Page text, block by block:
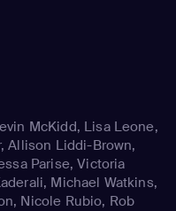
McKidd, Lisa Leone,
Allison Liddi-Brown,
Parise, Victoria
Michael Watkins,
Nicole Rubio, Rob